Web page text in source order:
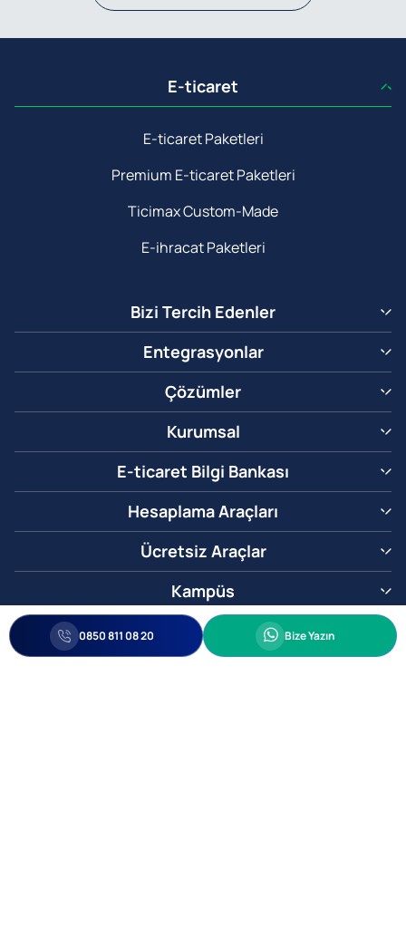
E-ticaret
E-ticaret Paketleri
Premium E-ticaret Paketleri
Ticimax Custom-Made
E-ihracat Paketleri
Bizi Tercih Edenler
Entegrasyonlar
Çözümler
Kurumsal
E-ticaret Bilgi Bankası
Hesaplama Araçları
Ücretsiz Araçlar
Kampüs
0850 811 08 20 Whatsapp
Bize Yazın
0850 811 08 20